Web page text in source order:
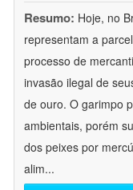
Resumo: Hoje, no
representam a
processo de
invasão ilegal de
de ouro. O garimpo
ambientais, porém
dos peixes por
alim...